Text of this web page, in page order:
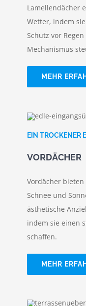
Lamellendächer
Wetter, indem
Schutz vor
Mechanismus
MEHR
EIN TROCKENER
VORDÄCHER
Vordächer
Schnee und
ästhetische
indem sie einen
schaffen.
MEHR